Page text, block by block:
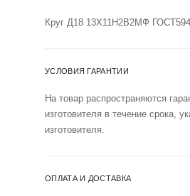
Круг Д18 13Х11Н2В2МФ
УСЛОВИЯ ГАРАНТИИ
На товар распространяются
изготовителя в течение срока,
изготовителя.
ОПЛАТА И ДОСТАВКА